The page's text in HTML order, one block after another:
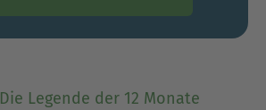
Die Legende der 12 Monate